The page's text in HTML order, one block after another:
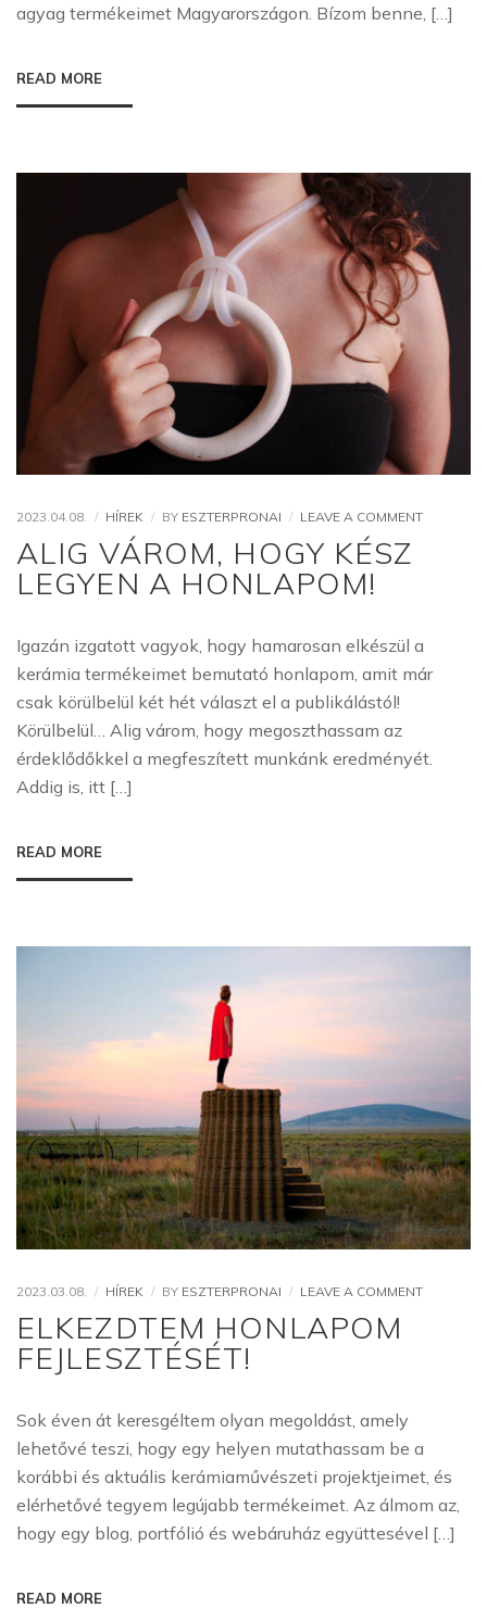
agyag termékeimet Magyarországon. Bízom benne, […]
READ MORE
2023.04.08. HÍREK BY ESZTERPRONAI LEAVE A COMMENTON
ALIG VÁROM, HOGY KÉSZ
LEGYEN A HONLAPOM!
Igazán izgatott vagyok, hogy hamarosan elkészül a
kerámia termékeimet bemutató honlapom, amit már
csak körülbelül két hét választ el a publikálástól!
Körülbelül… Alig várom, hogy megoszthassam az
érdeklődőkkel a megfeszített munkánk eredményét.
Addig is, itt […]
READ MORE
2023.03.08. HÍREK BY ESZTERPRONAI LEAVE A COMMENTON
ELKEZDTEM HONLAPOM
FEJLESZTÉSÉT!
Sok éven át keresgéltem olyan megoldást, amely
lehetővé teszi, hogy egy helyen mutathassam be a
korábbi és aktuális kerámiaművészeti projektjeimet, és
elérhetővé tegyem legújabb termékeimet. Az álmom az,
hogy egy blog, portfólió és webáruház együttesével […]
READ MORE